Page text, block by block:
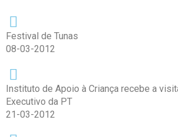
Festival de Tunas
08-03-2012
Instituto de Apoio à Criança recebe a
Executivo da PT
21-03-2012